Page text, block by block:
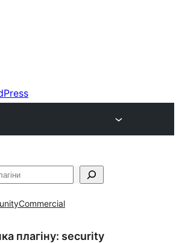
Commercial
плагіну: security